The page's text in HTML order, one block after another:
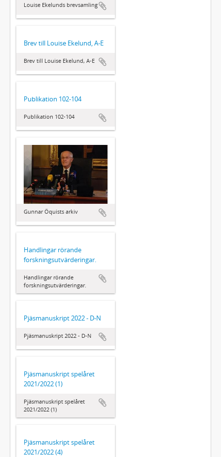
Louise Ekelunds brevsamling
Brev till Louise Ekelund, A-E
Brev till Louise Ekelund, A-E
Publikation 102-104
Publikation 102-104
Gunnar Öquists arkiv
Handlingar rörande
forskningsutvärderingar.
Handlingar rörande
forskningsutvärderingar.
Pjäsmanuskript 2022 - D-N
Pjäsmanuskript 2022 - D-N
Pjäsmanuskript spelåret
2021/2022 (1)
Pjäsmanuskript spelåret
2021/2022 (1)
Pjäsmanuskript spelåret
2021/2022 (4)